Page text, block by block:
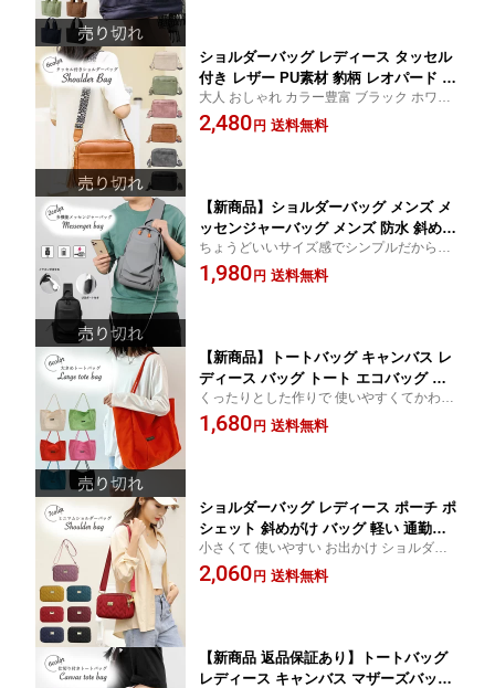
ショルダーバッグ レディース タッセル
付き レザー PU素材 豹柄 レオパード 合
皮 斜めがけ 無地 シンプル 大人 肩掛け
お出掛け かわいい 綺麗 おしゃれ 可愛
大人 おしゃれ カラー豊富 ブラック ホワイ
ト ピンク ブラウン グリーン グレー 大人可
愛い ショルダーバック 通勤 前面ポケット
2,480 円 送料無料
【新商品】ショルダーバッグ メンズ メ
ッセンジャーバッグ メンズ 防水 斜めが
け 高校生 大学生 通学 通勤 使いやすい
丈夫 おしゃれ 収納多数 ボディーバッグ
ちょうどいいサイズ感でシンプルだから使
いやすい スマホ 傘 自転車鞄 サイクリング
サイドバッグ かっこいい 撥水加工 ウォー
1,980 円 送料無料
【新商品】トートバッグ キャンバス レ
ディース バッグ トート エコバッグ マ
マバッグ お出掛け 使いやすい おしゃれ
マザーズバッグ 可愛い シンプル 丈夫
くったりとした作りで 使いやすくてかわい
い キャンバスバッグ カラフル A4 軽い 無地
くったり
1,680 円 送料無料
ショルダーバッグ レディース ポーチ ポ
シェット 斜めがけ バッグ 軽い 通勤バ
ッグ 大人 かわいい 小さめ 収納バッグ
整理整頓 撥水 ファスナー付き 肩掛けバ
小さくて 使いやすい お出かけ ショルダー
バッグレディース コンパクト 収納多数 ポ
ケット多め
2,060 円 送料無料
【新商品 返品保証あり】トートバッグ
レディース キャンバス マザーズバッグ